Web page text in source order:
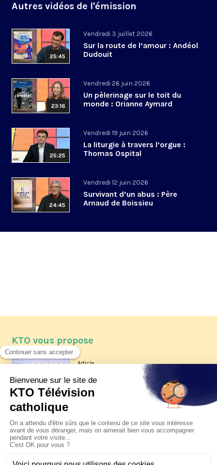
Autres vidéos de l'émission
25:45
Vendredi 3 juillet 2026
Sur la route de l’amour : Andéol
Dudouit
23:16
Vendredi 26 juin 2026
Un pèlerinage sur le toit du
monde : Orianne Aymard
25:25
Vendredi 19 juin 2026
La liturgie à travers l’orgue :
Thomas Ospital
24:45
Vendredi 12 juin 2026
Survivant d’un abus : Père
Arnaud de Boissieu
KTO vous propose
Article
Les reportages d'été 2026 de KTO
La visite pastorale du pape Léon
XIV à Assise à suivre sur KTO le
jeudi 6 août